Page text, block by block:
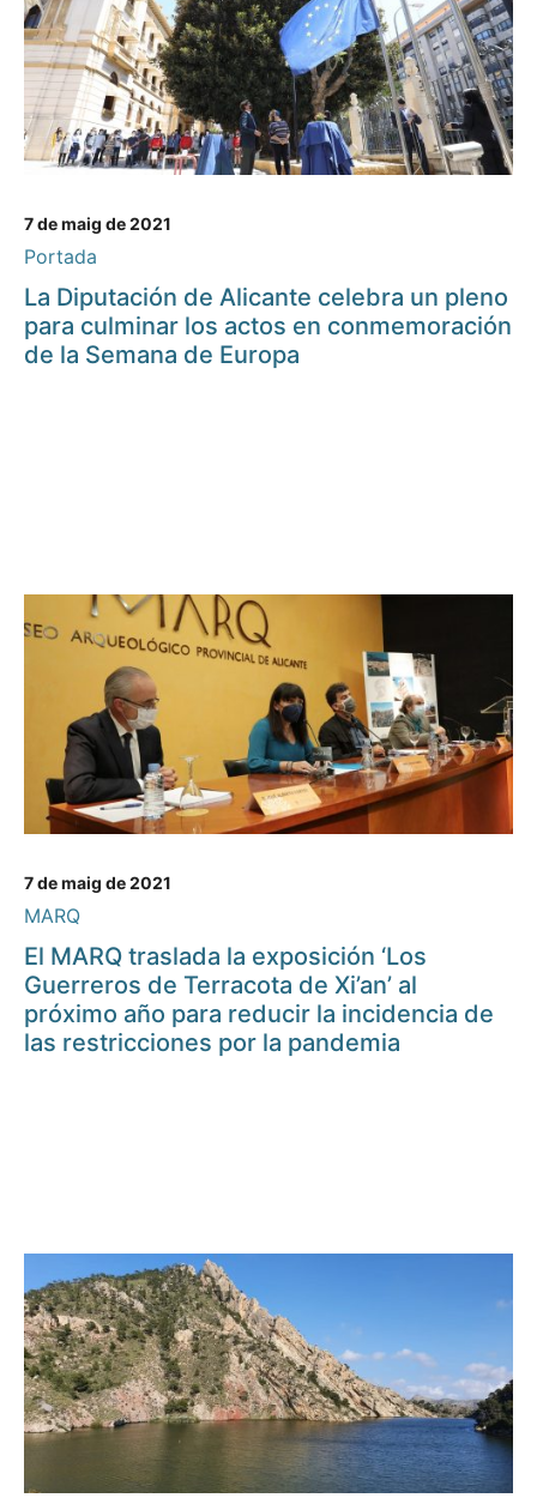
7 de maig de 2021
Portada
La Diputación de Alicante celebra un pleno
para culminar los actos en conmemoración
de la Semana de Europa
7 de maig de 2021
MARQ
El MARQ traslada la exposición ‘Los
Guerreros de Terracota de Xi’an’ al
próximo año para reducir la incidencia de
las restricciones por la pandemia